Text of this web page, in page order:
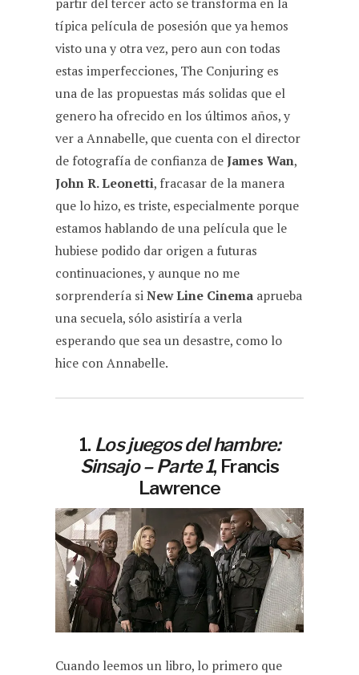
típica película de posesión que ya hemos
visto una y otra vez, pero aun con todas
estas imperfecciones, The Conjuring es
una de las propuestas más solidas que el
genero ha ofrecido en los últimos años, y
ver a Annabelle, que cuenta con el director
de fotografía de confianza deJames Wan,
John R. Leonetti, fracasar de la manera
que lo hizo, es triste, especialmente porque
estamos hablando de una película que le
hubiese podido dar origen a futuras
continuaciones, y aunque no me
sorprendería siNew Line Cinema aprueba
una secuela, sólo asistiría a verla
esperando que sea un desastre, como lo
hice con Annabelle.
1. Los juegos del hambre:
Sinsajo – Parte 1, Francis
Lawrence
Cuando leemos un libro, lo primero que